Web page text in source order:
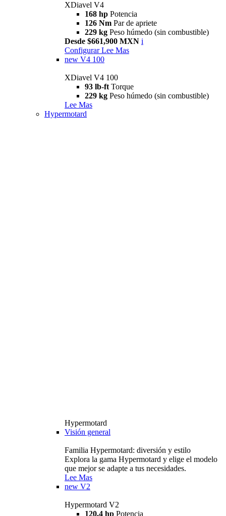
XDiavel V4
168 hp Potencia
126 Nm Par de apriete
229 kg Peso húmedo (sin combustible)
Desde $661,900 MXN i
Configurar Lee Mas
new V4 100
XDiavel V4 100
93 lb-ft Torque
229 kg Peso húmedo (sin combustible)
Lee Mas
Hypermotard
Hypermotard
Visión general
Familia Hypermotard: diversión y estilo
Explora la gama Hypermotard y elige el modelo
que mejor se adapte a tus necesidades.
Lee Mas
new V2
Hypermotard V2
120,4 hp Potencia